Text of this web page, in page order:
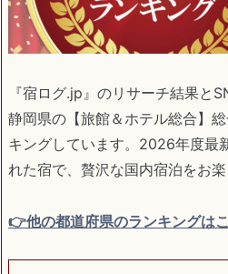
『宿ログ.jp』のリサーチ結果と
静岡県の【旅館＆ホテル総合】
キングしています。2026年度最
れた宿で、贅沢な国内宿泊をお楽
👉他の都道府県のランキングは